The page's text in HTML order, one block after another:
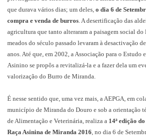
que durava vários dias; um deles, o dia 6 de
compra e venda de burros. A desertificação das
agricultura que tanto alteraram a paisagem social do
meados do século passado levaram à desactivação
anos. Até que, em 2002, a Associação para o Estudo
Asinino se propôs a revitalizá-la e a fazer dela um
valorização do Burro de Miranda.
É nesse sentido que, uma vez mais, a AEPGA, em
município de Miranda do Douro e sob a orientação
de Alimentação e Veterinária, realiza a 14ª edição
Raça Asinina de Miranda 2016, no dia 6 de